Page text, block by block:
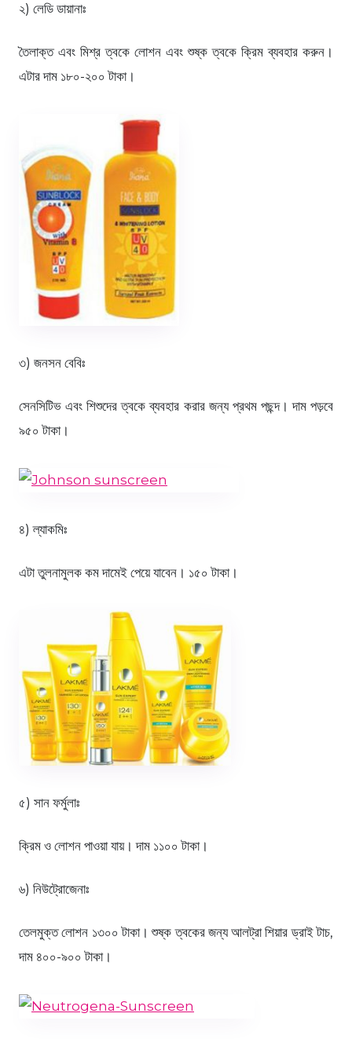
২) লেডি ডায়ানাঃ
তৈলাক্ত এবং মিশ্র ত্বকে লোশন এবং শুষ্ক ত্বকে ক্রিম ব্যবহার করুন।
এটার দাম ১৮০-২০০ টাকা।
৩) জনসন বেবিঃ
সেনসিটিভ এবং শিশুদের ত্বকে ব্যবহার করার জন্য প্রথম পছন্দ। দাম পড়বে
৯৫০ টাকা।
৪) ল্যাকমিঃ
এটা তুলনামুলক কম দামেই পেয়ে যাবেন। ১৫০ টাকা।
৫) সান ফর্মুলাঃ
ক্রিম ও লোশন পাওয়া যায়। দাম ১১০০ টাকা।
৬) নিউট্রোজেনাঃ
তেলমুক্ত লোশন ১৩০০ টাকা। শুষ্ক ত্বকের জন্য আলট্রা শিয়ার ড্রাই টাচ,
দাম ৪০০-৯০০ টাকা।